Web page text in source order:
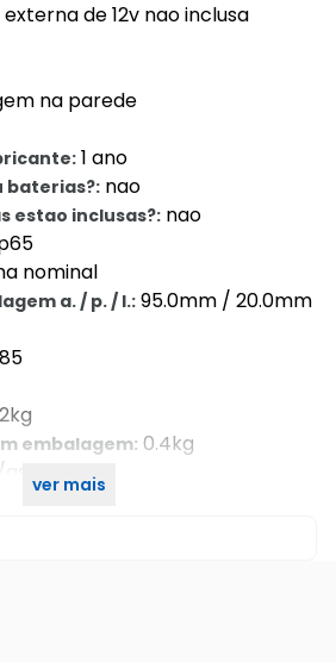
de 12v nao inclusa
na parede
1 ano
baterias?: nao
estao inclusas?: nao
nominal
a. / p. / l.: 95.0mm / 20.0mm
embalagem: 0.4kg
ver mais